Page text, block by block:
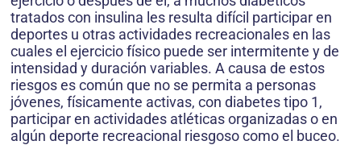
tratados con insulina les resulta difícil participar en
deportes u otras actividades recreacionales en las
cuales el ejercicio físico puede ser intermitente y de
intensidad y duración variables. A causa de estos
riesgos es común que no se permita a personas
jóvenes, físicamente activas, con diabetes tipo 1,
participar en actividades atléticas organizadas o en
algún deporte recreacional riesgoso como el buceo.